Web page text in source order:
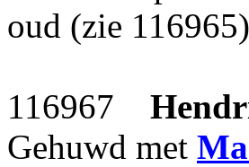
oud (zie
116967
Gehuwd met